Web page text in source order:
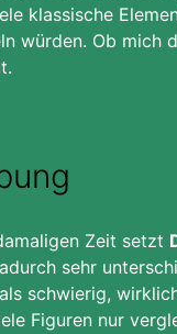
klassische
würden. Ob
Zeit setzt
sehr
schwierig,
Figuren nur